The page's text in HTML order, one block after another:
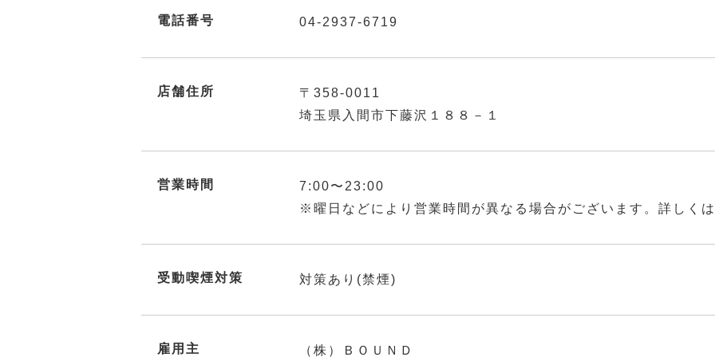
電話番号 04-2937-6719
店舗住所
〒358-0011
埼玉県入間市下藤沢１８８－１
営業時間
7:00〜23:00
※曜日などにより営業時間が異なる場合がございます。詳しく
受動喫煙対策 対策あり(禁煙)
雇用主 （株）ＢＯＵＮＤ